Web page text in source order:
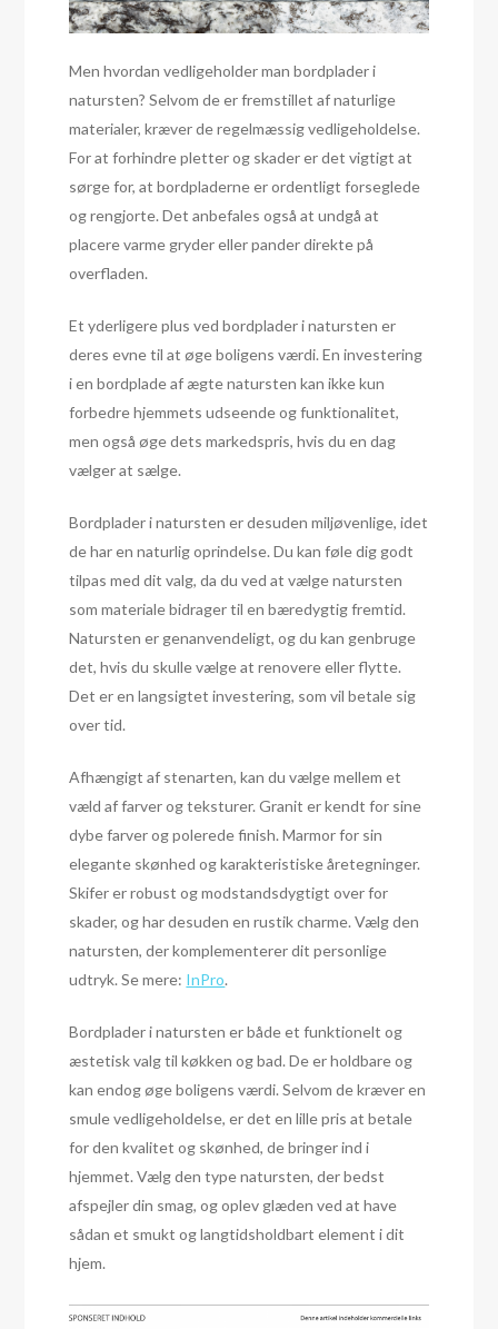
Men hvordan vedligeholder man bordplader i
natursten? Selvom de er fremstillet af naturlige
materialer, kræver de regelmæssig vedligeholdelse.
For at forhindre pletter og skader er det vigtigt at
sørge for, at bordpladerne er ordentligt forseglede
og rengjorte. Det anbefales også at undgå at
placere varme gryder eller pander direkte på
overfladen.
Et yderligere plus ved bordplader i natursten er
deres evne til at øge boligens værdi. En investering
i en bordplade af ægte natursten kan ikke kun
forbedre hjemmets udseende og funktionalitet,
men også øge dets markedspris, hvis du en dag
vælger at sælge.
Bordplader i natursten er desuden miljøvenlige, idet
de har en naturlig oprindelse. Du kan føle dig godt
tilpas med dit valg, da du ved at vælge natursten
som materiale bidrager til en bæredygtig fremtid.
Natursten er genanvendeligt, og du kan genbruge
det, hvis du skulle vælge at renovere eller flytte.
Det er en langsigtet investering, som vil betale sig
over tid.
Afhængigt af stenarten, kan du vælge mellem et
væld af farver og teksturer. Granit er kendt for sine
dybe farver og polerede finish. Marmor for sin
elegante skønhed og karakteristiske åretegninger.
Skifer er robust og modstandsdygtigt over for
skader, og har desuden en rustik charme. Vælg den
natursten, der komplementerer dit personlige
udtryk. Se mere: InPro.
Bordplader i natursten er både et funktionelt og
æstetisk valg til køkken og bad. De er holdbare og
kan endog øge boligens værdi. Selvom de kræver en
smule vedligeholdelse, er det en lille pris at betale
for den kvalitet og skønhed, de bringer ind i
hjemmet. Vælg den type natursten, der bedst
afspejler din smag, og oplev glæden ved at have
sådan et smukt og langtidsholdbart element i dit
hjem.